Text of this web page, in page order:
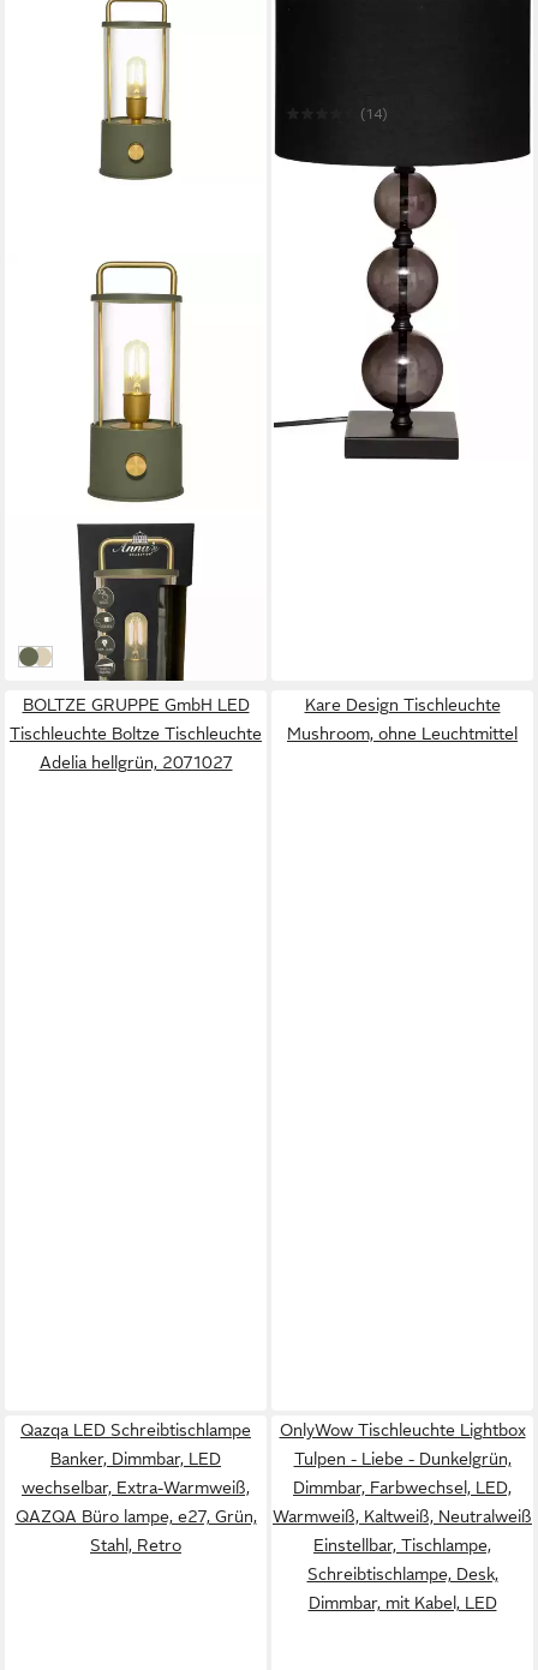
COEN BAKKER DECO BV
LED Tischleuchte Portable
in 3-4 Werktagen bei dir
olivsand-creme
ATMOSPHERA CRÉATEUR
(14)
-22%
in 4-5 Werktagen bei dir
BOLTZE GRUPPE GmbH LED
Tischleuchte Boltze Tischleuchte
Adelia hellgrün, 2071027
Kare Design Tischleuchte
Mushroom, ohne Leuchtmittel
Qazqa LED Schreibtischlampe
Banker, Dimmbar, LED
wechselbar, Extra-Warmweiß,
QAZQA Büro lampe, e27, Grün,
Stahl, Retro
OnlyWow Tischleuchte Lightbox
Tulpen - Liebe - Dunkelgrün,
Dimmbar, Farbwechsel, LED,
Warmweiß, Kaltweiß, Neutralweiß
Einstellbar, Tischlampe,
Schreibtischlampe, Desk,
Dimmbar, mit Kabel, LED